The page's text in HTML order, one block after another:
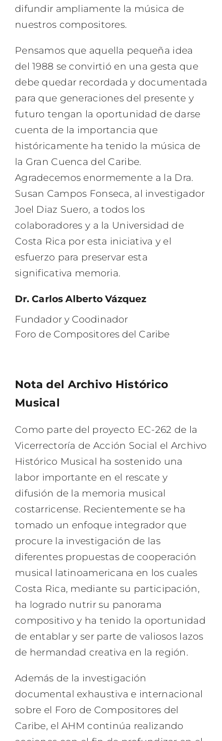
difundir ampliamente la música de
nuestros compositores.
Pensamos que aquella pequeña idea
del 1988 se convirtió en una gesta que
debe quedar recordada y documentada
para que generaciones del presente y
futuro tengan la oportunidad de darse
cuenta de la importancia que
históricamente ha tenido la música de
la Gran Cuenca del Caribe.
Agradecemos enormemente a la Dra.
Susan Campos Fonseca, al investigador
Joel Diaz Suero, a todos los
colaboradores y a la Universidad de
Costa Rica por esta iniciativa y el
esfuerzo para preservar esta
significativa memoria.
Dr. Carlos Alberto Vázquez
Fundador y Coodinador
Foro de Compositores del Caribe
Nota del Archivo Histórico
Musical
Como parte del proyecto EC-262 de la
Vicerrectoría de Acción Social el Archivo
Histórico Musical ha sostenido una
labor importante en el rescate y
difusión de la memoria musical
costarricense. Recientemente se ha
tomado un enfoque integrador que
procure la investigación de las
diferentes propuestas de cooperación
musical latinoamericana en los cuales
Costa Rica, mediante su participación,
ha logrado nutrir su panorama
compositivo y ha tenido la oportunidad
de entablar y ser parte de valiosos lazos
de hermandad creativa en la región.
Además de la investigación
documental exhaustiva e internacional
sobre el Foro de Compositores del
Caribe, el AHM continúa realizando